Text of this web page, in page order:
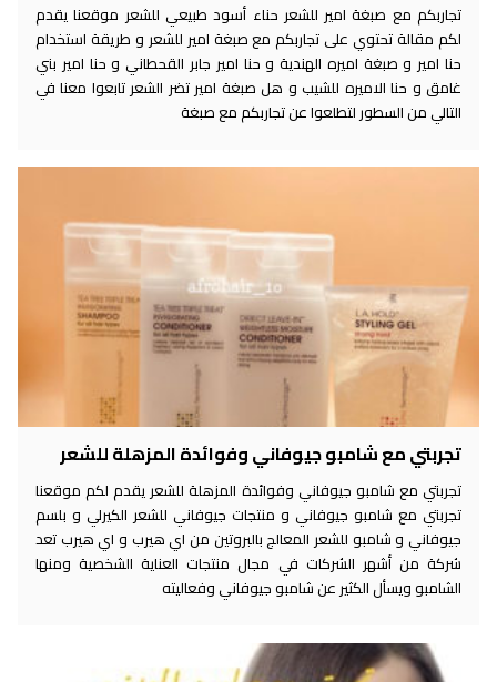
تجاربكم مع صبغة امير للشعر حناء أسود طبيعي للشعر موقعنا يقدم
لكم مقالة تحتوي على تجاربكم مع صبغة امير للشعر و طريقة استخدام
حنا امير و صبغة اميره الهندية و حنا امير جابر القحطاني و حنا امير بني
غامق و حنا الاميره للشيب و هل صبغة امير تضر الشعر تابعوا معنا في
التالي من السطور لتطلعوا عن تجاربكم مع صبغة
تجربتي مع شامبو جيوفاني وفوائدة المزهلة للشعر
تجربتي مع شامبو جيوفاني وفوائدة المزهلة للشعر يقدم لكم موقعنا
تجربتي مع شامبو جيوفاني و منتجات جيوفاني للشعر الكيرلي و بلسم
جيوفاني و شامبو للشعر المعالج بالبروتين من اي هيرب و اي هيرب تعد
شركة من أشهر الشركات في مجال منتجات العناية الشخصية ومنها
الشامبو ويسأل الكثير عن شامبو جيوفاني وفعاليته